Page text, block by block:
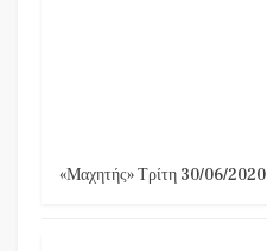
«Μαχητής» Τρίτη 30/06/2020